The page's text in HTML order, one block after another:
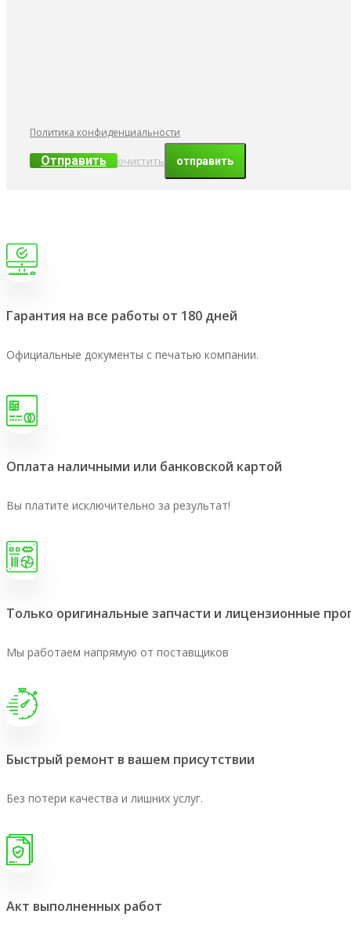
Политика конфиденциальности
Отправить очистить
Гарантия на все работы от 180 дней
Официальные документы с печатью компании.
Оплата наличными или банковской картой
Вы платите исключительно за результат!
Только оригинальные запчасти и лицензионные
Мы работаем напрямую от поставщиков
Быстрый ремонт в вашем присутствии
Без потери качества и лишних услуг.
Акт выполненных работ